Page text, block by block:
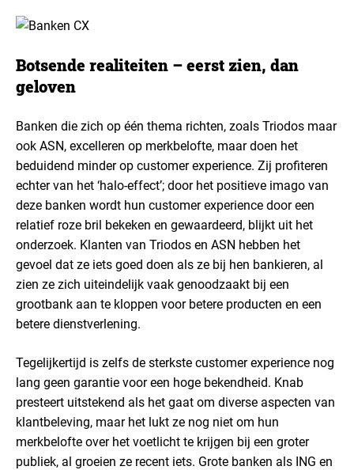
Botsende realiteiten – eerst zien, dan
geloven
Banken die zich op één thema richten, zoals Triodos maar
ook ASN, excelleren op merkbelofte, maar doen het
beduidend minder op customer experience. Zij profiteren
echter van het ‘halo-effect’; door het positieve imago van
deze banken wordt hun customer experience door een
relatief roze bril bekeken en gewaardeerd, blijkt uit het
onderzoek. Klanten van Triodos en ASN hebben het
gevoel dat ze iets goed doen als ze bij hen bankieren, al
zien ze zich uiteindelijk vaak genoodzaakt bij een
grootbank aan te kloppen voor betere producten en een
betere dienstverlening.
Tegelijkertijd is zelfs de sterkste customer experience nog
lang geen garantie voor een hoge bekendheid. Knab
presteert uitstekend als het gaat om diverse aspecten van
klantbeleving, maar het lukt ze nog niet om hun
merkbelofte over het voetlicht te krijgen bij een groter
publiek, al groeien ze recent iets. Grote banken als ING en